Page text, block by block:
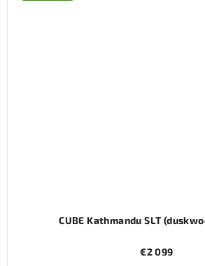
CUBE Kathmandu SLT
€2 099